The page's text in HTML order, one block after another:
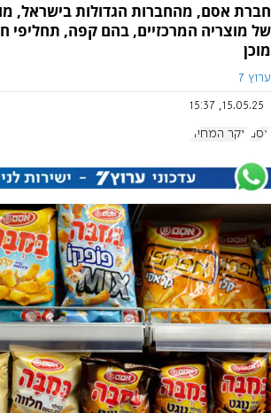
חברת אסם, מהחברות הגדולות בישראל,
של מוצריה המרכזיים, בהם קפה, תחליפי
מוכן
ערוץ 7
15.05.25, 15:37
אסם יוקר המחיה